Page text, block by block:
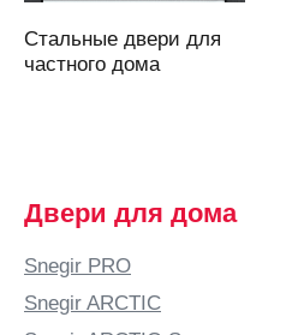
Аскарово
область)
Атырау
Аша
Стальные двери для
частного дома
Двери для дома
Snegir PRO
Snegir ARCTIC